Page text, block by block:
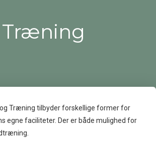
Træning
Træning tilbyder forskellige former for
egne faciliteter. Der er både mulighed for